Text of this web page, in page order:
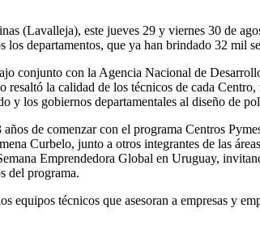
(Lavalleja), este jueves 29 y viernes 30 de
departamentos, que ya han brindado 32 mil
conjunto con la Agencia Nacional de
la calidad de los técnicos de cada
los gobiernos departamentales al diseño de
de comenzar con el programa Centros
Curbelo, junto a otros integrantes de las
Emprendedora Global en Uruguay,
del programa.
técnicos que asesoran a empresas y